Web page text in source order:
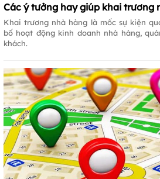
Các ý tưởng hay giúp khai trương
Khai trương nhà hàng là mốc sự kiện
bố hoạt động kinh doanh nhà hàng,
khách.